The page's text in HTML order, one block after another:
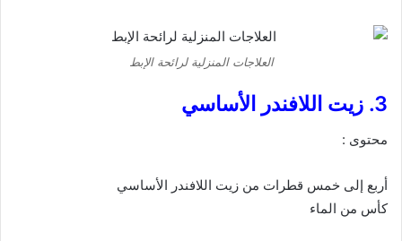
العلاجات المنزلية لرائحة الإبط
3. زيت اللافندر الأساسي
محتوى :
أربع إلى خمس قطرات من زيت اللافندر الأساسي
كأس من الماء